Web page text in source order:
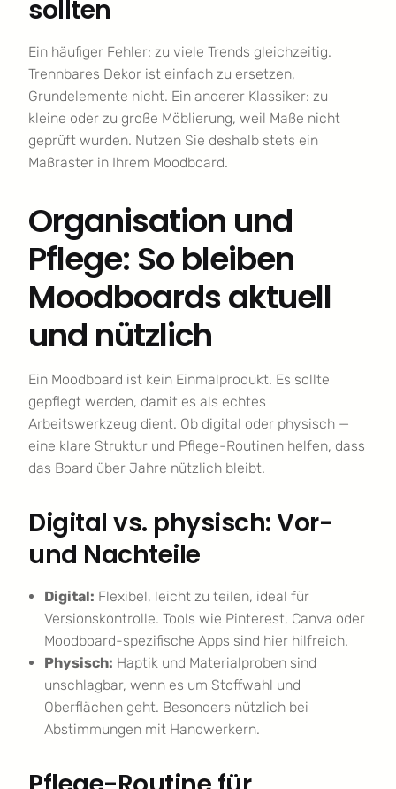
sollten
Ein häufiger Fehler: zu viele Trends gleichzeitig.
Trennbares Dekor ist einfach zu ersetzen,
Grundelemente nicht. Ein anderer Klassiker: zu
kleine oder zu große Möblierung, weil Maße nicht
geprüft wurden. Nutzen Sie deshalb stets ein
Maßraster in Ihrem Moodboard.
Organisation und
Pflege: So bleiben
Moodboards aktuell
und nützlich
Ein Moodboard ist kein Einmalprodukt. Es sollte
gepflegt werden, damit es als echtes
Arbeitswerkzeug dient. Ob digital oder physisch —
eine klare Struktur und Pflege-Routinen helfen, dass
das Board über Jahre nützlich bleibt.
Digital vs. physisch: Vor-
und Nachteile
Digital: Flexibel, leicht zu teilen, ideal für
Versionskontrolle. Tools wie Pinterest, Canva oder
Moodboard-spezifische Apps sind hier hilfreich.
Physisch: Haptik und Materialproben sind
unschlagbar, wenn es um Stoffwahl und
Oberflächen geht. Besonders nützlich bei
Abstimmungen mit Handwerkern.